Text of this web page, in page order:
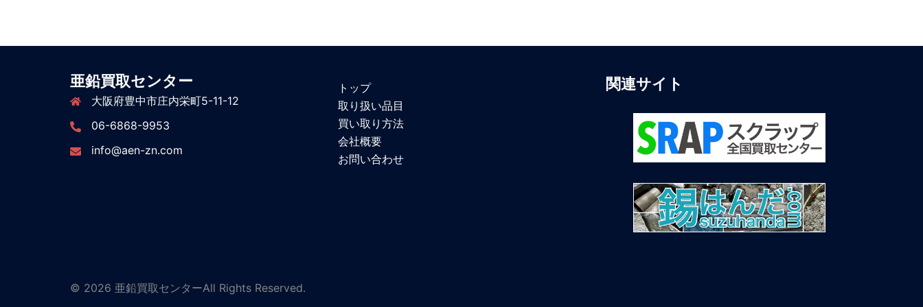
亜鉛買取センター
大阪府豊中市庄内栄町5-11-12
06-6868-9953
info@aen-zn.com
トップ
取り扱い品目
買い取り方法
会社概要
お問い合わせ
関連サイト
© 2026 亜鉛買取センターAll Rights Reserved.